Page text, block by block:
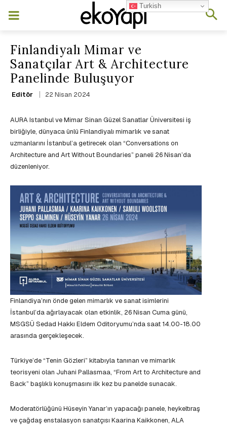
Finlandiyalı Mimar ve
Sanatçılar Art & Architecture
Panelinde Buluşuyor
Editör 22 Nisan 2024
AURA Istanbul ve Mimar Sinan Güzel Sanatlar Üniversitesi iş
birliğiyle, dünyaca ünlü Finlandiyalı mimarlık ve sanat
uzmanlarını İstanbul’a getirecek olan “Conversations on
Architecture and Art Without Boundaries” paneli 26 Nisan’da
düzenleniyor.
Finlandiya’nın önde gelen mimarlık ve sanat isimlerini
İstanbul’da ağırlayacak olan etkinlik, 26 Nisan Cuma günü,
MSGSÜ Sedad Hakkı Eldem Oditoryumu’nda saat 14.00-18.00
arasında gerçekleşecek.
Türkiye’de “Tenin Gözleri” kitabıyla tanınan ve mimarlık
teorisyeni olan Juhani Pallasmaa, “From Art to Architecture and
Back” başlıklı konuşmasını ilk kez bu panelde sunacak.
Moderatörlüğünü Hüseyin Yanar’ın yapacağı panele, heykeltıraş
ve çağdaş enstalasyon sanatçısı Kaarina Kaikkonen, ALA
Turkish